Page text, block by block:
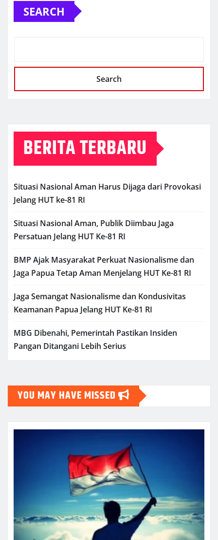
SEARCH
Search
BERITA TERBARU
Situasi Nasional Aman Harus Dijaga dari Provokasi
Jelang HUT ke-81 RI
Situasi Nasional Aman, Publik Diimbau Jaga
Persatuan Jelang HUT Ke-81 RI
BMP Ajak Masyarakat Perkuat Nasionalisme dan
Jaga Papua Tetap Aman Menjelang HUT Ke-81 RI
Jaga Semangat Nasionalisme dan Kondusivitas
Keamanan Papua Jelang HUT Ke-81 RI
MBG Dibenahi, Pemerintah Pastikan Insiden
Pangan Ditangani Lebih Serius
YOU MAY HAVE MISSED